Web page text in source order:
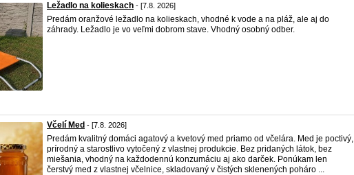
Ležadlo na kolieskach - [7.8. 2026]
Predám oranžové ležadlo na kolieskach, vhodné k vode a na pláž, ale aj do
záhrady. Ležadlo je vo veľmi dobrom stave. Vhodný osobný odber.
Včelí Med - [7.8. 2026]
Predám kvalitný domáci agatový a kvetový med priamo od včelára. Med je poctivý,
prírodný a starostlivo vytočený z vlastnej produkcie. Bez pridaných látok, bez
miešania, vhodný na každodennú konzumáciu aj ako darček. Ponúkam len
čerstvý med z vlastnej včelnice, skladovaný v čistých sklenených poháro ...